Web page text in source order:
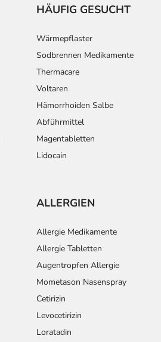
HÄUFIG GESUCHT
Wärmepflaster
Sodbrennen Medikamente
Thermacare
Voltaren
Hämorrhoiden Salbe
Abführmittel
Magentabletten
Lidocain
ALLERGIEN
Allergie Medikamente
Allergie Tabletten
Augentropfen Allergie
Mometason Nasenspray
Cetirizin
Levocetirizin
Loratadin